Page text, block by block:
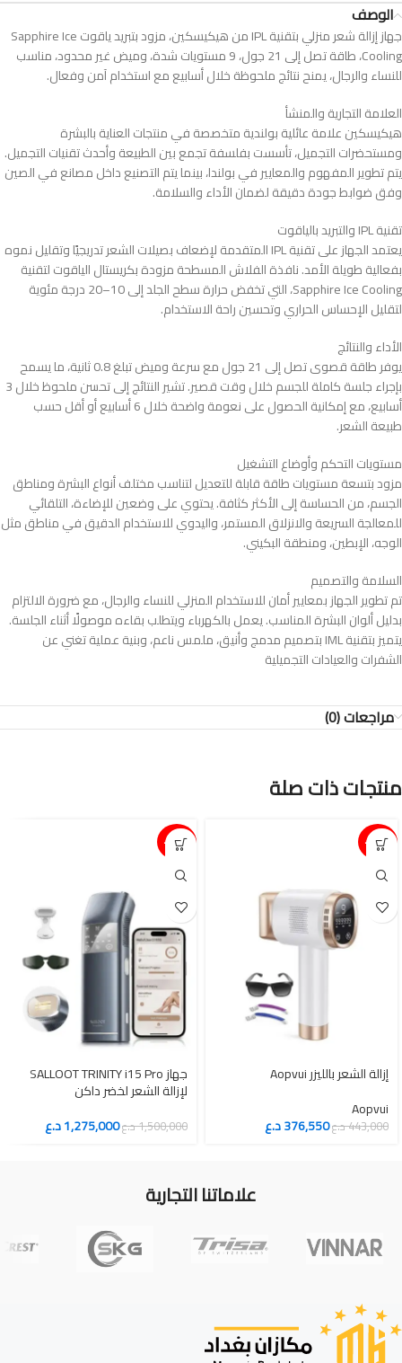
الوصف
جهاز إزالة شعر منزلي بتقنية IPL من هيكيسكين، مزود بتبريد ياقوت Sapphire Ice
Cooling، طاقة تصل إلى 21 جول، 9 مستويات شدة، وميض غير محدود، مناسب
للنساء والرجال، يمنح نتائج ملحوظة خلال أسابيع مع استخدام آمن وفعال.
العلامة التجارية والمنشأ
هيكيسكين علامة عائلية بولندية متخصصة في منتجات العناية بالبشرة
ومستحضرات التجميل، تأسست بفلسفة تجمع بين الطبيعة وأحدث تقنيات التجميل.
يتم تطوير المفهوم والمعايير في بولندا، بينما يتم التصنيع داخل مصانع في الصين
وفق ضوابط جودة دقيقة لضمان الأداء والسلامة.
تقنية IPL والتبريد بالياقوت
يعتمد الجهاز على تقنية IPL المتقدمة لإضعاف بصيلات الشعر تدريجيًا وتقليل نموه
بفعالية طويلة الأمد. نافذة الفلاش المسطحة مزودة بكريستال الياقوت لتقنية
Sapphire Ice Cooling، التي تخفض حرارة سطح الجلد إلى 10–20 درجة مئوية
لتقليل الإحساس الحراري وتحسين راحة الاستخدام.
الأداء والنتائج
يوفر طاقة قصوى تصل إلى 21 جول مع سرعة وميض تبلغ 0.8 ثانية، ما يسمح
بإجراء جلسة كاملة للجسم خلال وقت قصير. تشير النتائج إلى تحسن ملحوظ خلال 3
أسابيع، مع إمكانية الحصول على نعومة واضحة خلال 6 أسابيع أو أقل حسب
طبيعة الشعر.
مستويات التحكم وأوضاع التشغيل
مزود بتسعة مستويات طاقة قابلة للتعديل لتناسب مختلف أنواع البشرة ومناطق
الجسم، من الحساسة إلى الأكثر كثافة. يحتوي على وضعين للإضاءة، التلقائي
للمعالجة السريعة والانزلاق المستمر، واليدوي للاستخدام الدقيق في مناطق مثل
الوجه، الإبطين، ومنطقة البكيني.
السلامة والتصميم
تم تطوير الجهاز بمعايير أمان للاستخدام المنزلي للنساء والرجال، مع ضرورة الالتزام
بدليل ألوان البشرة المناسب. يعمل بالكهرباء ويتطلب بقاءه موصولًا أثناء الجلسة.
يتميز بتقنية IML بتصميم مدمج وأنيق، ملمس ناعم، وبنية عملية تغني عن
الشفرات والعيادات التجميلية
مراجعات (0)
منتجات ذات صلة
15%-
إزالة الشعر بالليزر Aopvui
Aopvui
443,000د.ع376,550د.ع
15%-
جهاز SALLOOT TRINITY i15 Pro
لإزالة الشعر لخضر داكن
1,500,000د.ع1,275,000د.ع
علاماتنا التجارية